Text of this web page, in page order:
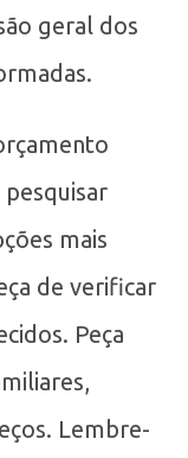
geral dos
mais
de verificar
Peça
Lembre-